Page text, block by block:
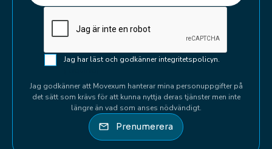
Prenumerera
Samtycke(Required)
Jag har läst och godkänner integritetspolicyn.
Jag godkänner att Movexum hanterar mina personuppgifter på
det sätt som krävs för att kunna nyttja deras tjänster men inte
längre än vad som anses nödvändigt.